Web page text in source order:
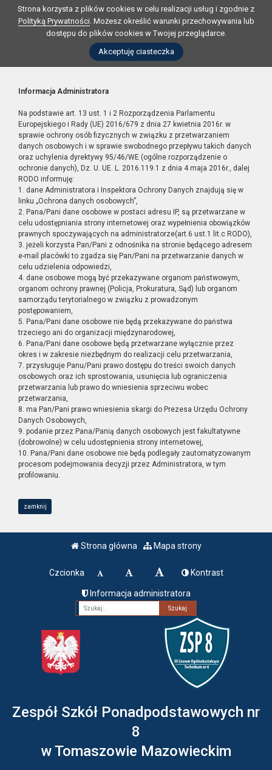
Strona korzysta z plików cookies w celu realizacji usług i zgodnie z
Polityką Prywatności. Możesz określić warunki przechowywania lub
dostępu do plików cookies w Twojej przeglądarce.
Akceptuję ciasteczka
Informacja Administratora
Na podstawie art. 13 ust. 1 i 2 Rozporządzenia Parlamentu
Europejskiego i Rady (UE) 2016/679 z dnia 27 kwietnia 2016r. w
sprawie ochrony osób fizycznych w związku z przetwarzaniem
danych osobowych i w sprawie swobodnego przepływu takich danych
oraz uchylenia dyrektywy 95/46/WE (ogólne rozporządzenie o
ochronie danych), Dz. U. UE. L. 2016.119.1 z dnia 4 maja 2016r., dalej
RODO informuję:
1. dane Administratora i Inspektora Ochrony Danych znajdują się w
linku „Ochrona danych osobowych”,
2. Pana/Pani dane osobowe w postaci adresu IP, są przetwarzane w
celu udostępniania strony internetowej oraz wypełnienia obowiązków
prawnych spoczywających na administratorze(art.6 ust.1 lit.c RODO),
3. jeżeli korzysta Pan/Pani z odnośnika na stronie będącego adresem
e-mail placówki to zgadza się Pan/Pani na przetwarzanie danych w
celu udzielenia odpowiedzi,
4. dane osobowe mogą być przekazywane organom państwowym,
organom ochrony prawnej (Policja, Prokuratura, Sąd) lub organom
samorządu terytorialnego w związku z prowadzonym
postępowaniem,
5. Pana/Pani dane osobowe nie będą przekazywane do państwa
trzeciego ani do organizacji międzynarodowej,
6. Pana/Pani dane osobowe będą przetwarzane wyłącznie przez
okres i w zakresie niezbędnym do realizacji celu przetwarzania,
7. przysługuje Panu/Pani prawo dostępu do treści swoich danych
osobowych oraz ich sprostowania, usunięcia lub ograniczenia
przetwarzania lub prawo do wniesienia sprzeciwu wobec
przetwarzania,
8. ma Pan/Pani prawo wniesienia skargi do Prezesa Urzędu Ochrony
Danych Osobowych,
9. podanie przez Pana/Panią danych osobowych jest fakultatywne
(dobrowolne) w celu udostępnienia strony internetowej,
10. Pana/Pani dane osobowe nie będą podlegały zautomatyzowanym
procesom podejmowania decyzji przez Administratora, w tym
profilowaniu.
zamknij
Strona główna Mapa strony
Czcionka Kontrast
Informacja administratora
Fraza
Zespół Szkół Ponadpodstawowych nr
8
w Tomaszowie Mazowieckim